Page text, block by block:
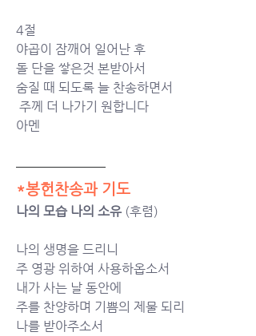
4절
야곱이 잠깨어 일어난 후
돌 단을 쌓은것 본받아서
숨질 때 되도록 늘 찬송하면서
주께 더 나가기 원합니다
아멘
*봉헌찬송과 기도
나의 모습 나의 소유 (후렴)
나의 생명을 드리니
주 영광 위하여 사용하옵소서
내가 사는 날 동안에
주를 찬양하며 기쁨의 제물 되리
나를 받아주소서